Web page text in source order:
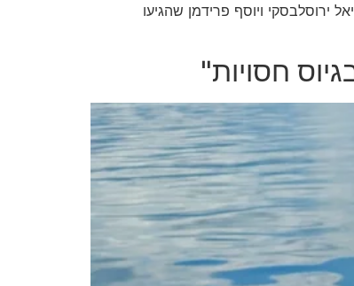
ירוסלבסקי ויוסף פרידמן שהגיעו